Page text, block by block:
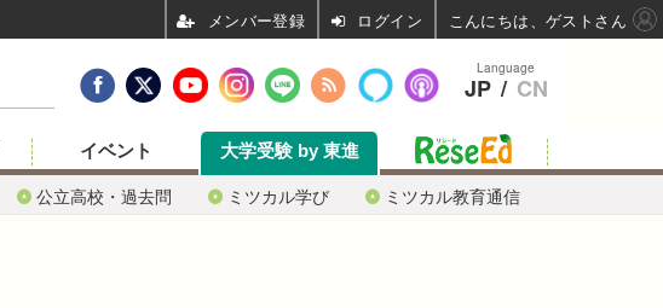
公立高校・過去問 ミツカル学び ミツカル教育通信
イベント 大学受験 by 東進
Language
JP / CN
ログイン こんにちは、ゲストさん